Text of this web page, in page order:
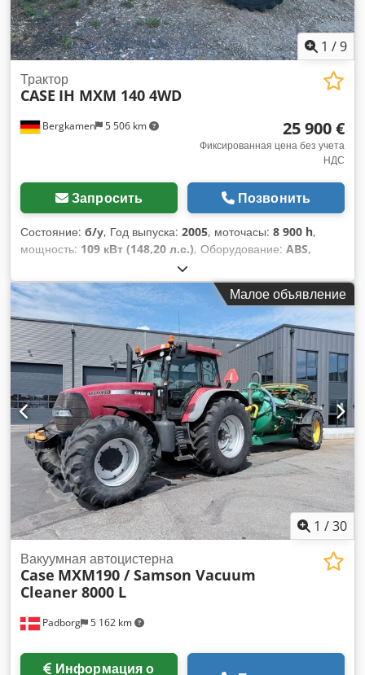
1 /9
Bergkamen 5 506 km
Трактор
CASE IH MXM 140 4WD
25 900 €
Фиксированная цена без учета
НДС
Запросить Позвонить
Состояние: б/у, Год выпуска: 2005, моточасы: 8 900 h,
мощность: 109 кВт (148,20 л.с.), Оборудование: ABS,
кабина, кондиционер, полный привод
5868 кг Длина: 4692 мм Ширина: 2507 мм Высота: 2997 мм.
Колесная база: 2723 мм Номинальная мощность: 105,9
кВт, 144 л.с. Номинальная скорость: 2200 об/мин
Количество цилиндров: 6 Chjdpfxowlmt Io Al Ssa Рабочий
объем: 7480 см³ Увеличение крутящего момента: 51,3
Полный привод
Малое объявление
1 /30
Padborg 5 162 km
Вакуумная автоцистерна
Case MXM190 / Samson Vacuum
Cleaner 8000 L